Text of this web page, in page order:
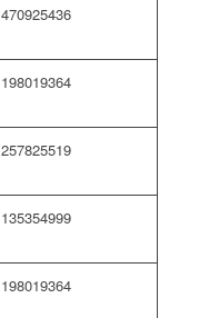
470925436
198019364
257825519
135354999
198019364